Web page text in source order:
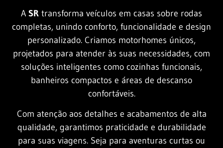
A SR transforma veículos em casas sobre rodas
completas, unindo conforto, funcionalidade e design
personalizado. Criamos motorhomes únicos,
projetados para atender às suas necessidades, com
soluções inteligentes como cozinhas funcionais,
banheiros compactos e áreas de descanso
confortáveis.
Com atenção aos detalhes e acabamentos de alta
qualidade, garantimos praticidade e durabilidade
para suas viagens. Seja para aventuras curtas ou